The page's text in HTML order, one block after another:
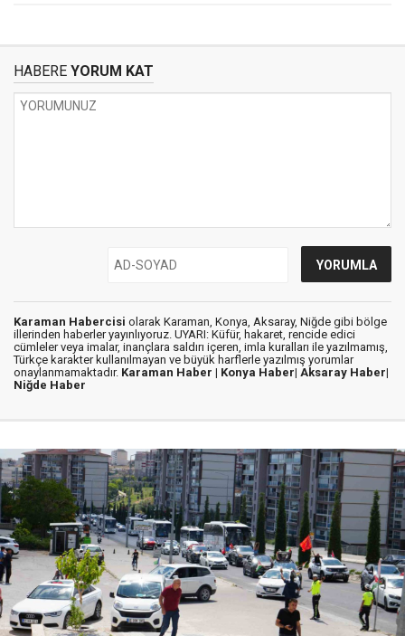
HABERE YORUM KAT
Karaman Habercisi olarak Karaman, Konya, Aksaray, Niğde gibi bölge
illerinden haberler yayınlıyoruz. UYARI: Küfür, hakaret, rencide edici
cümleler veya imalar, inançlara saldırı içeren, imla kuralları ile yazılmamış,
Türkçe karakter kullanılmayan ve büyük harflerle yazılmış yorumlar
onaylanmamaktadır. Karaman Haber | Konya Haber| Aksaray Haber|
Niğde Haber